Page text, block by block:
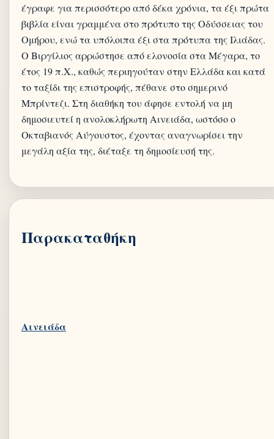
έγραφε για περισσότερο από δέκα χρόνια, τα έξι πρώτα
βιβλία είναι γραμμένα στο πρότυπο της Οδύσσειας του
Ομήρου, ενώ τα υπόλοιπα έξι στα πρότυπα της Ιλιάδας.
Ο Βιργίλιος αρρώστησε από ελονοσία στα Μέγαρα, το
έτος 19 π.Χ., καθώς περιηγούταν στην Ελλάδα και κατά
το ταξίδι της επιστροφής, πέθανε στο σημερινό
Μπρίντεζι. Στη διαθήκη του άφησε εντολή να μη
δημοσιευτεί η ανολοκλήρωτη Αινειάδα, ωστόσο ο
Οκταβιανός Αύγουστος, έχοντας αναγνωρίσει την
μεγάλη αξία της, διέταξε τη δημοσίευσή της.
Παρακαταθήκη